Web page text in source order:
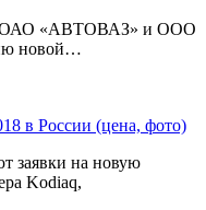
ОАО «АВТОВАЗ» и ООО
новой…
в России (цена, фото)
заявки на новую
Kodiaq,